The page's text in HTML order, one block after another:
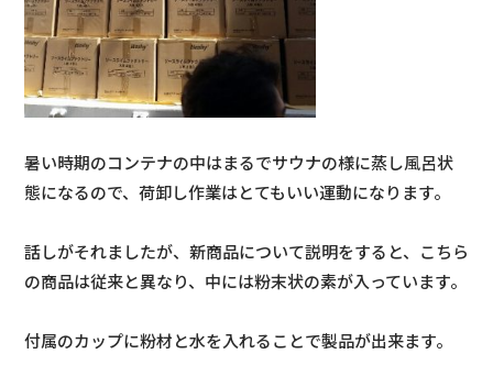
暑い時期のコンテナの中はまるでサウナの様に蒸し風呂状
態になるので、荷卸し作業はとてもいい運動になります。
話しがそれましたが、新商品について説明をすると、こちら
の商品は従来と異なり、中には粉末状の素が入っています。
付属のカップに粉材と水を入れることで製品が出来ます。